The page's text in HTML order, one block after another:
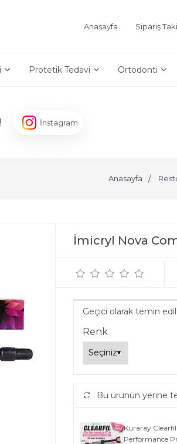
Anasayfa Sipariş
Protetik Tedavi Ortodonti
İnstagram
Anasayfa
İmicryl Nova
Geçici olarak temin
Renk
Bu ürünün yerine
Kuraray Clearfil
Performance